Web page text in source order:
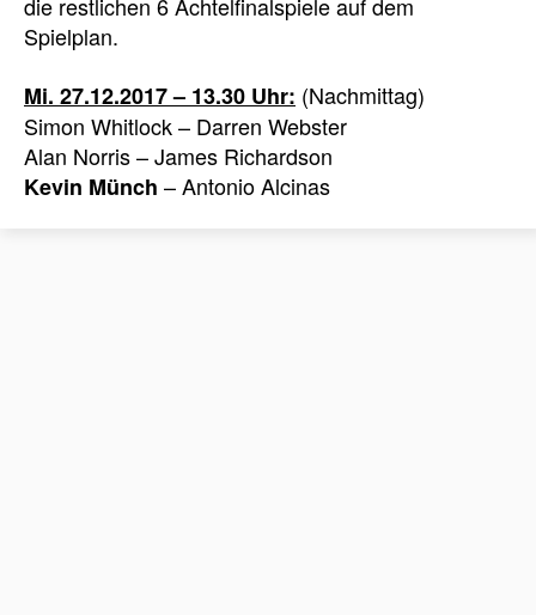
Spielplan.
Mi. 27.12.2017 – 13.30 Uhr: (Nachmittag)
Simon Whitlock – Darren Webster
Alan Norris – James Richardson
Kevin Münch – Antonio Alcinas